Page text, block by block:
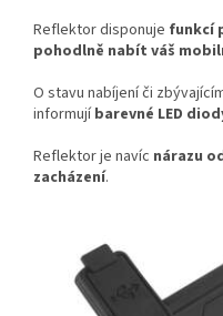
Reflektor disponuje funkcí
pohodlně nabít váš
O stavu nabíjení či
informujíbarevné LED
Reflektor je navíc nárazu
zacházení.